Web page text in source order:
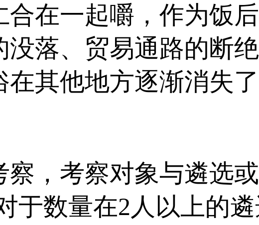
在一起嚼，作为饭
没落、贸易通路的断
其他地方逐渐消失了
，考察对象与遴选或
于数量在2人以上的